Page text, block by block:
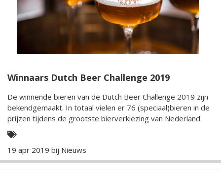
Winnaars Dutch Beer Challenge 2019
De winnende bieren van de Dutch Beer Challenge 2019 zijn
bekendgemaakt. In totaal vielen er 76 (speciaal)bieren in de
prijzen tijdens de grootste bierverkiezing van Nederland.
19 apr 2019 bij Nieuws